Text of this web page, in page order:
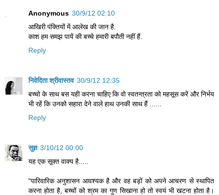
Anonymous 30/9/12 02:10
आखिरी पंक्तियों में आलेख की जान है.
काश हम समझ पायें की बच्चे हमारी बपौती नहीं हैं.
Reply
निवेदिता श्रीवास्तव 30/9/12 12:35
बच्चो के साथ बस यही करना चाहिए कि वो स्वतन्त्रता को महसूस करें और निर्भय
भी रहें कि उनको सहारा देने वाले हाथ उनकी साथ हैं ......
Reply
सुज्ञ 3/10/12 00:00
यह एक सूक्त वाक्य है.....
"पारिवारिक अनुशासन आवश्यक है और वह बड़ों को अपने आचरण से स्थापित
करना होता है, बच्चों को श्रम का गुण सिखाना हो तो स्वयं भी खटना होता है।